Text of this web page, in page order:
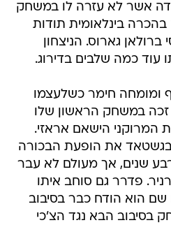
99'), עובדה אשר לא עזרה לו במשחק
בינלאומית תודות
ברולאן גארוס. הניצחון
עוד כמה שלבים בדירוג.
ומומחה חימר כשלעצמו
זכה במשחק הראשון שלו
המרוקני הישאם אראזי.
(21), ערך בגשטאד את הופעת הבכורה
שנים, אך מעולם לא עבר
פדרר גם סוחב איתו
שם הוא הודח כבר בסיבוב
בסיבוב הבא נגד הצ'כי